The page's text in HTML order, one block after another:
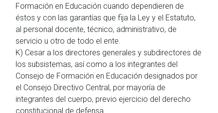
Formación en Educación cuando dependieren de
éstos y con las garantías que fija la Ley y el Estatuto,
al personal docente, técnico, administrativo, de
servicio u otro de todo el ente.
K) Cesar a los directores generales y subdirectores de
los subsistemas, así como a los integrantes del
Consejo de Formación en Educación designados por
el Consejo Directivo Central, por mayoría de
integrantes del cuerpo, previo ejercicio del derecho
constitucional de defensa.